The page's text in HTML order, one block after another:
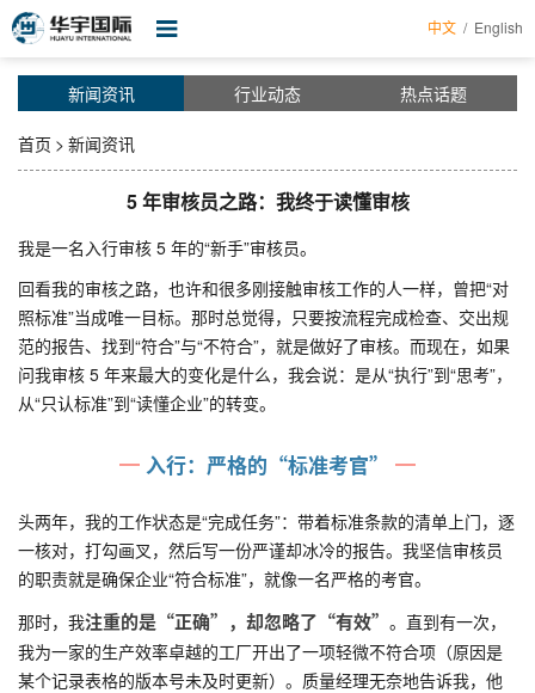
中文 / English
首页
证书查询
培训课程
企业帮手
认证申请
新闻资讯 行业动态 热点话题
首页 > 新闻资讯
5 年审核员之路：我终于读懂审核
我是一名入行审核 5 年的“新手”审核员。
回看我的审核之路，也许和很多刚接触审核工作的人一样，曾把“对
照标准”当成唯一目标。那时总觉得，只要按流程完成检查、交出规
范的报告、找到“符合”与“不符合”，就是做好了审核。而现在，如果
问我审核 5 年来最大的变化是什么，我会说：是从“执行”到“思考”，
从“只认标准”到“读懂企业”的转变。
入行：严格的“标准考官”
头两年，我的工作状态是“完成任务”：带着标准条款的清单上门，逐
一核对，打勾画叉，然后写一份严谨却冰冷的报告。我坚信审核员
的职责就是确保企业“符合标准”，就像一名严格的考官。
那时，我注重的是 “正确” ，却忽略了 “有效” 。直到有一次，
我为一家的生产效率卓越的工厂开出了一项轻微不符合项（原因是
某个记录表格的版本号未及时更新）。质量经理无奈地告诉我，他